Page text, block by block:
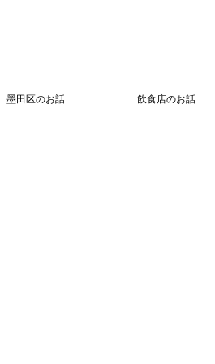
墨田区のお話 飲食店のお話